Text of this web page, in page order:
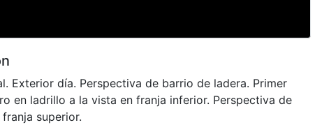
Exterior día. Perspectiva de barrio de ladera. Primer
en ladrillo a la vista en franja inferior. Perspectiva de
superior.